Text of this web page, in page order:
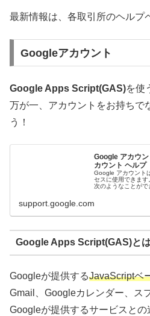
最新情報は、各取引所のヘルプ
Googleアカウント
Google Apps Script(GAS)を使
万が一、アカウントをお持ちで
う！
Google アカウ
カウント ヘルプ
Google アカウント
セスに使用できます
次のようなことがで
support.google.com
Google Apps Script(GAS)と
Googleが提供するJavaScriptベ
Gmail、Googleカレンダー、ス
Googleが提供するサービスとの